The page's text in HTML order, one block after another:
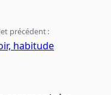
précédent :
habitude